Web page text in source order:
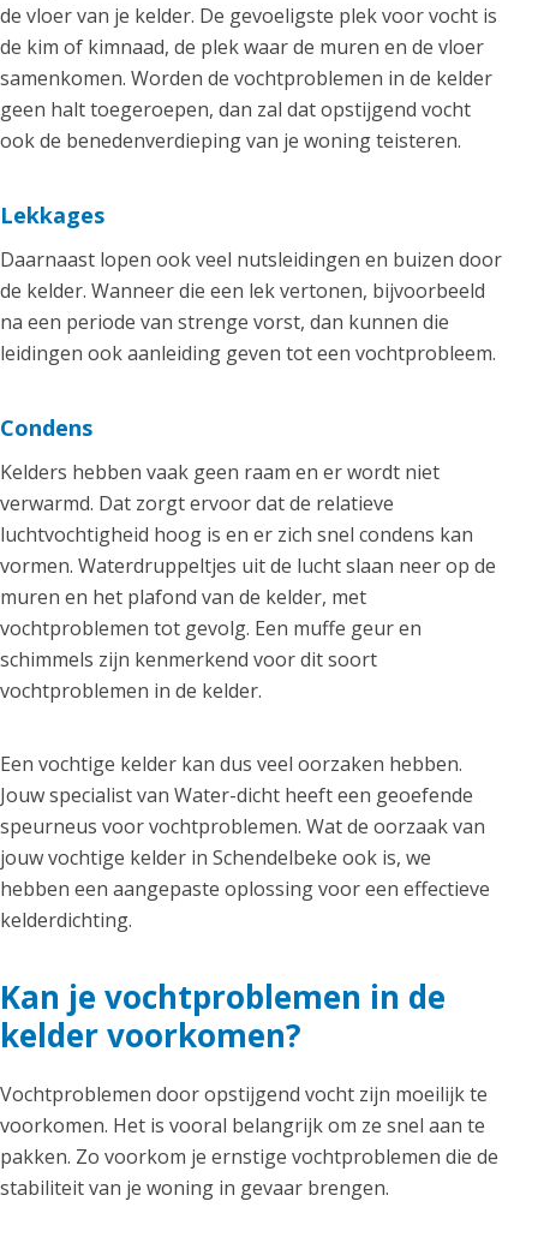
de vloer van je kelder. De gevoeligste plek voor vocht is
de kim of kimnaad, de plek waar de muren en de vloer
samenkomen. Worden de vochtproblemen in de kelder
geen halt toegeroepen, dan zal dat opstijgend vocht
ook de benedenverdieping van je woning teisteren.
Lekkages
Daarnaast lopen ook veel nutsleidingen en buizen door
de kelder. Wanneer die een lek vertonen, bijvoorbeeld
na een periode van strenge vorst, dan kunnen die
leidingen ook aanleiding geven tot een vochtprobleem.
Condens
Kelders hebben vaak geen raam en er wordt niet
verwarmd. Dat zorgt ervoor dat de relatieve
luchtvochtigheid hoog is en er zich snel condens kan
vormen. Waterdruppeltjes uit de lucht slaan neer op de
muren en het plafond van de kelder, met
vochtproblemen tot gevolg. Een muffe geur en
schimmels zijn kenmerkend voor dit soort
vochtproblemen in de kelder.
Een vochtige kelder kan dus veel oorzaken hebben.
Jouw specialist van Water-dicht heeft een geoefende
speurneus voor vochtproblemen. Wat de oorzaak van
jouw vochtige kelder in Schendelbeke ook is, we
hebben een aangepaste oplossing voor een effectieve
kelderdichting.
Kan je vochtproblemen in de
kelder voorkomen?
Vochtproblemen door opstijgend vocht zijn moeilijk te
voorkomen. Het is vooral belangrijk om ze snel aan te
pakken. Zo voorkom je ernstige vochtproblemen die de
stabiliteit van je woning in gevaar brengen.